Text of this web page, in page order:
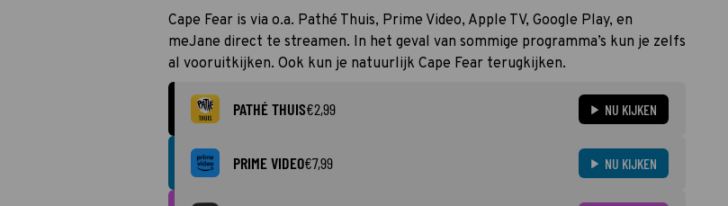
Cape Fear is via o.a. Pathé Thuis, Prime Video, Apple TV, Google Play, en
meJane direct te streamen. In het geval van sommige programma’s kun je zelfs
al vooruitkijken. Ook kun je natuurlijk Cape Fear terugkijken.
PATHÉ THUIS€2,99 NU KIJKEN
PRIME VIDEO€7,99 NU KIJKEN